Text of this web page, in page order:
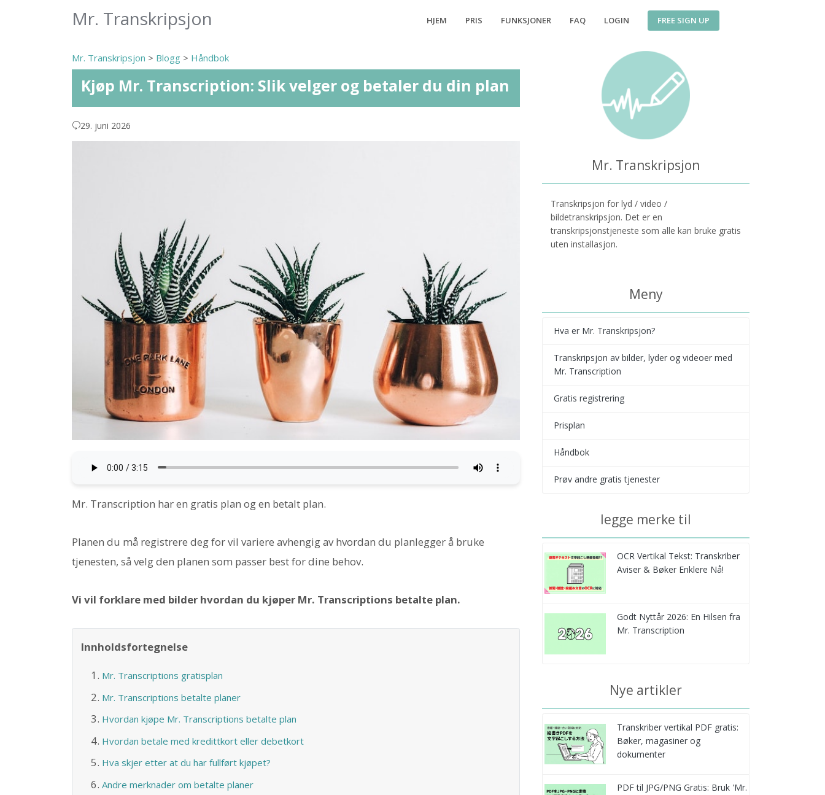
Mr. Transkripsjon HJEM PRIS FUNKSJONER FAQ LOGIN FREE SIGN UP
Mr. Transkripsjon > Blogg > Håndbok
Kjøp Mr. Transcription: Slik velger og betaler du din plan
29. juni 2026
Mr. Transcription har en gratis plan og en betalt plan.
Planen du må registrere deg for vil variere avhengig av hvordan du planlegger å bruke
tjenesten, så velg den planen som passer best for dine behov.
Vi vil forklare med bilder hvordan du kjøper Mr. Transcriptions betalte plan.
Innholdsfortegnelse
Mr. Transcriptions gratisplan
Mr. Transcriptions betalte planer
Hvordan kjøpe Mr. Transcriptions betalte plan
Hvordan betale med kredittkort eller debetkort
Hva skjer etter at du har fullført kjøpet?
Andre merknader om betalte planer
Mr. Transkripsjon
Transkripsjon for lyd / video /
bildetranskripsjon. Det er en
transkripsjonstjeneste som alle kan bruke gratis
uten installasjon.
Meny
Hva er Mr. Transkripsjon?
Transkripsjon av bilder, lyder og videoer med
Mr. Transcription
Gratis registrering
Prisplan
Håndbok
Prøv andre gratis tjenester
legge merke til
OCR Vertikal Tekst: Transkriber
Aviser & Bøker Enklere Nå!
Godt Nyttår 2026: En Hilsen fra
Mr. Transcription
Nye artikler
Transkriber vertikal PDF gratis:
Bøker, magasiner og
dokumenter
PDF til JPG/PNG Gratis: Bruk 'Mr.